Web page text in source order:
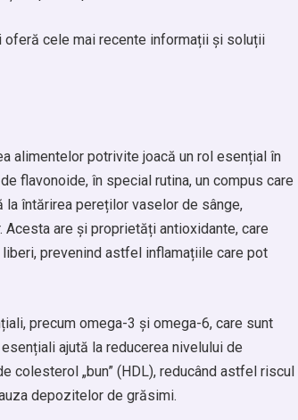
oferă cele mai recente informații și soluții
alimentelor potrivite joacă un rol esențial în
flavonoide, în special rutina, un compus care
la întărirea pereților vaselor de sânge,
are și proprietăți antioxidante, care
prevenind astfel inflamațiile care pot
precum omega-3 și omega-6, care sunt
ajută la reducerea nivelului de
colesterol „bun” (HDL), reducând astfel riscul
depozitelor de grăsimi.